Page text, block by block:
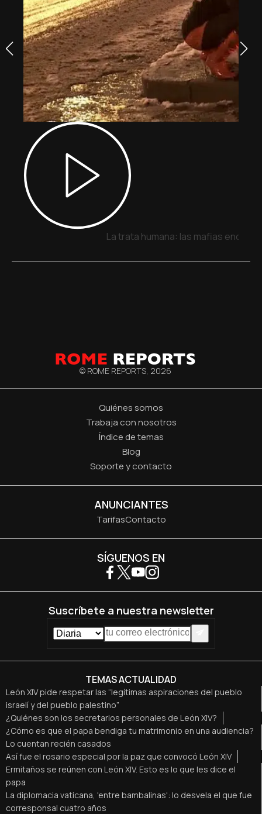
La trata humana: las mafias
© ROME REPORTS, 2026
Quiénes somos
Trabaja con nosotros
Índice de temas
Blog
Soporte y contacto
ANUNCIANTES
TarifasContacto
TEMAS ACTUALIDAD
León XIV pide respetar las “legítimas aspiraciones del pueblo
israelí y del pueblo palestino”
¿Quiénes son los secretarios personales de León XIV?
¿Cómo es que el papa bendiga tu matrimonio en una audiencia?
Lo cuentan recién casados
Así fue el rosario especial por la paz que convocó León XIV
Ermitaños se reúnen con León XIV. Esto es lo que les dice el
papa
La diplomacia vaticana, 'entre bambalinas': lo desvela el que fue
corresponsal cuatro años
SÍGUENOS EN
Suscríbete a nuestra newsletter